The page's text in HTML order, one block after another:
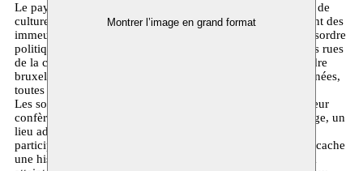
Montrer l’image en grand format
Le paysage urbain de Bruxelles est un mélange de langues, de
cultures et de personnes. Des bâtiments Art nouveau côtoient des
immeubles de bureau sans charme, tandis que le célèbre désordre
politique se reflète dans le plan chaotique et désordonné des rues
de la capitale. En zoomant, on voit un autre reflet du désordre
bruxellois : un bricolage de plaques de noms et de coordonnées,
toutes sortes de sonnettes attachées ou pendues aux murs.
Les sonnettes marquent non seulement les habitants, mais leur
confèrent également un statut au sein du système social belge, un
lieu administratif - un domicile - à partir duquel ils peuvent
participer au système social du pays. Chacune d’entre elles cache
une histoire intime, l’histoire de comment son propriétaire a